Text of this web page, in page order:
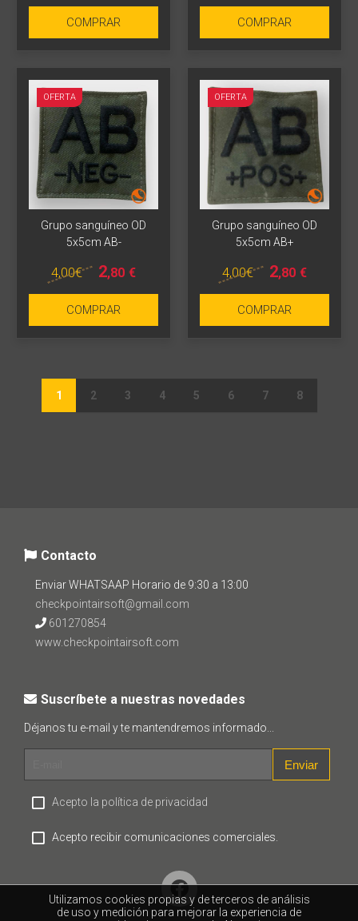
COMPRAR COMPRAR
OFERTA
Grupo sanguíneo OD
5x5cm AB-
4,00€ 2,80 €
COMPRAR
OFERTA
Grupo sanguíneo OD
5x5cm AB+
4,00€ 2,80 €
COMPRAR
1 2 3 4 5 6 7 8
Contacto
Enviar WHATSAAP Horario de 9:30 a 13:00
checkpointairsoft@gmail.com
601270854
www.checkpointairsoft.com
Suscríbete a nuestras novedades
Déjanos tu e-mail y te mantendremos informado...
Enviar
Acepto la política de privacidad
Acepto recibir comunicaciones comerciales.
Utilizamos cookies propias y de terceros de análisis
de uso y medición para mejorar la experiencia de